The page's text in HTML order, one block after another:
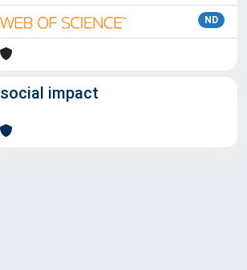
ND
social impact